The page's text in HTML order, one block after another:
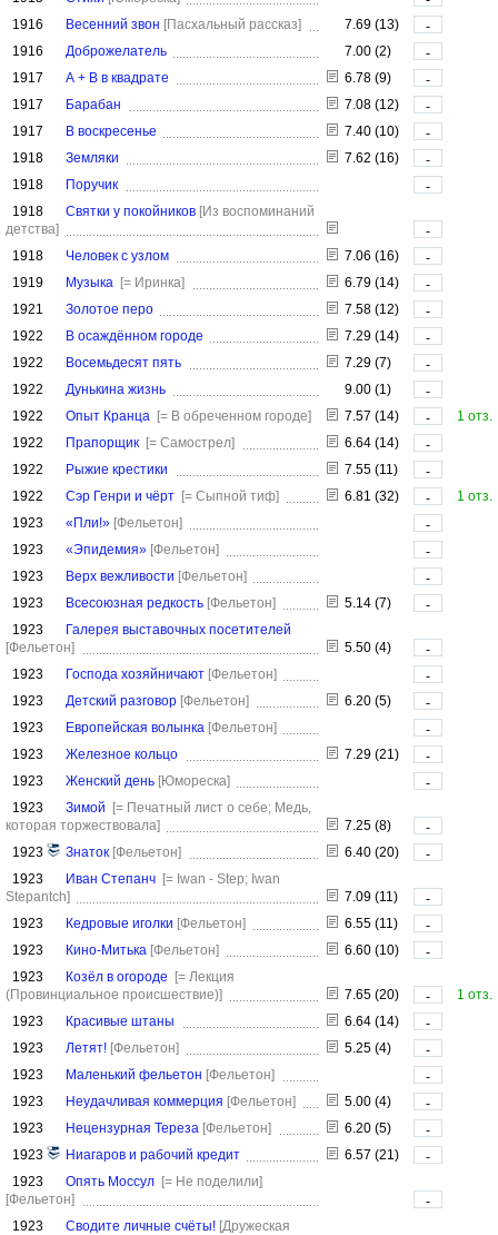
1916
Весенний звон [Пасхальный рассказ] 7.69 (13)
-
1916
Доброжелатель 7.00 (2)
-
1917
А + В в квадрате 6.78 (9)
-
1917
Барабан 7.08 (12)
-
1917
В воскресенье 7.40 (10)
-
1918
Земляки 7.62 (16)
-
1918
Поручик
-
1918
Святки у покойников [Из воспоминаний
детства]
-
1918
Человек с узлом 7.06 (16)
-
1919
Музыка [= Иринка] 6.79 (14)
-
1921
Золотое перо 7.58 (12)
-
1922
В осаждённом городе 7.29 (14)
-
1922
Восемьдесят пять 7.29 (7)
-
1922
Дунькина жизнь 9.00 (1)
-
1922
Опыт Кранца [= В обреченном городе] 7.57 (14) -
1 отз.
1922
Прапорщик [= Самострел] 6.64 (14)
-
1922
Рыжие крестики 7.55 (11)
-
1922
Сэр Генри и чёрт [= Сыпной тиф] 6.81 (32) -
1 отз.
1923
«Пли!» [Фельетон]
-
1923
«Эпидемия» [Фельетон]
-
1923
Верх вежливости [Фельетон]
-
1923
Всесоюзная редкость [Фельетон] 5.14 (7)
-
1923
Галерея выставочных посетителей
[Фельетон]
5.50 (4)
-
1923
Господа хозяйничают [Фельетон]
-
1923
Детский разговор [Фельетон] 6.20 (5)
-
1923
Европейская волынка [Фельетон]
-
1923
Железное кольцо 7.29 (21)
-
1923
Женский день [Юмореска]
-
1923
Зимой
[= Печатный лист о себе; Медь,
которая торжествовала]
7.25 (8)
-
1923
Знаток [Фельетон] 6.40 (20)
-
1923
Иван Степанч [= Iwan - Step; Iwan
Stepantch]
7.09 (11)
-
1923
Кедровые иголки [Фельетон] 6.55 (11)
-
1923
Кино-Митька [Фельетон] 6.60 (10)
-
1923
Козёл в огороде
[= Лекция
(Провинциальное происшествие)]
7.65 (20) -
1 отз.
1923
Красивые штаны 6.64 (14)
-
1923
Летят! [Фельетон] 5.25 (4)
-
1923
Маленький фельетон [Фельетон]
-
1923
Неудачливая коммерция [Фельетон] 5.00 (4)
-
1923
Нецензурная Тереза [Фельетон] 6.20 (5)
-
1923
Ниагаров и рабочий кредит 6.57 (21)
-
1923
Опять Моссул [= Не поделили]
[Фельетон]
-
1923
Сводите личные счёты! [Дружеская